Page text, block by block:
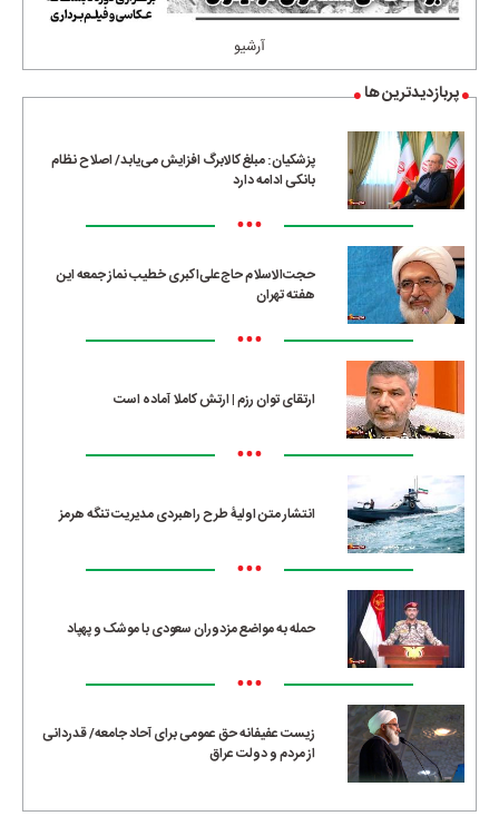
آرشیو
پربازدیدترین ها
پزشکیان: مبلغ کالابرگ افزایش می‌یابد/ اصلاح نظام
بانکی ادامه دارد
•••
حجت‌الاسلام حاج‌علی‌اکبری خطیب نماز جمعه این
هفته تهران
•••
ارتقای توان رزم | ارتش کاملا آماده است
•••
انتشار متن اولیۀ طرح راهبردی مدیریت تنگه هرمز
•••
حمله به مواضع مزدوران سعودی با موشک و پهپاد
•••
زیست عفیفانه حق عمومی برای آحاد جامعه/ قدردانی
از مردم و دولت عراق